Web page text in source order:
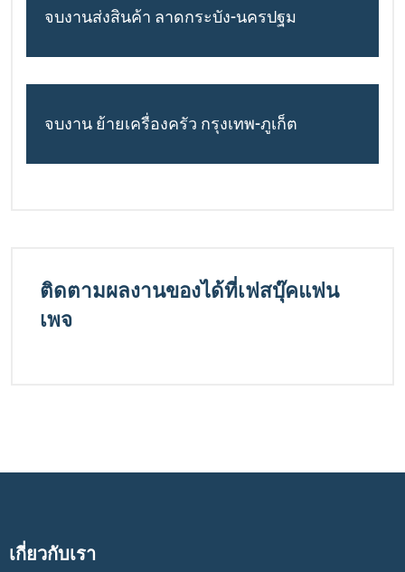
จบงานส่งสินค้า ลาดกระบัง-นครปฐม
จบงาน ย้ายเครื่องครัว กรุงเทพ-ภูเก็ต
ติดตามผลงานของได้ที่เฟสบุ๊คแฟน
เพจ
เกี่ยวกับเรา